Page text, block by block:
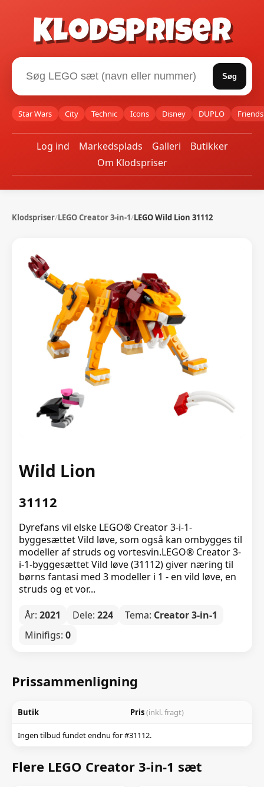
Klodspriser
Søg
Star Wars City Technic Icons Disney DUPLO Friends
Log ind Markedsplads Galleri
Butikker
Om Klodspriser
Klodspriser/LEGO Creator 3-in-1/LEGO Wild Lion 31112
Wild Lion
31112
Dyrefans vil elske LEGO® Creator 3-i-1-
byggesættet Vild løve, som også kan ombygges til
modeller af struds og vortesvin.LEGO® Creator 3-
i-1-byggesættet Vild løve (31112) giver næring til
børns fantasi med 3 modeller i 1 - en vild løve, en
struds og et vor...
År: 2021 Dele: 224 Tema: Creator 3-in-1
Minifigs: 0
Prissammenligning
Butik Pris(inkl. fragt)
Ingen tilbud fundet endnu for #31112.
Flere LEGO Creator 3-in-1 sæt